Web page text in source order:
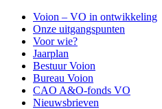
Voion – VO in ontwikkeling
Onze uitgangspunten
Voor wie?
Jaarplan
Bestuur Voion
Bureau Voion
CAO A&O-fonds VO
Nieuwsbrieven